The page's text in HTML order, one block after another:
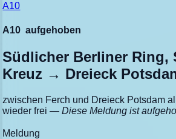
A10
A10 aufgehoben
Südlicher Berliner Ring,
Kreuz → Dreieck
zwischen Ferch und Dreieck Potsdam
wieder frei— Diese Meldung ist
Meldung